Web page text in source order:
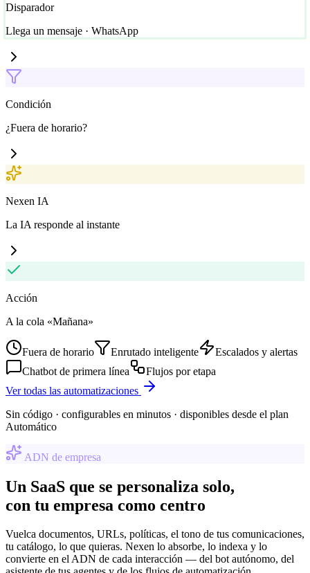
Disparador
Llega un mensaje · WhatsApp
Condición
¿Fuera de horario?
Nexen IA
La IA responde al instante
Acción
A la cola «Mañana»
Fuera de horario Enrutado inteligente
Escalados y alertas
Chatbot de primera línea
Flujos por etapa
Ver todas las automatizaciones
Sin código · configurables en minutos · disponibles desde el plan
Automático
ADN de empresa
Un SaaS que se personaliza solo,
con tu empresa como centro
Vuelca documentos, URLs, políticas, el tono de tus comunicaciones,
tu catálogo, lo que quieras. Nexen lo absorbe, lo indexa y lo
convierte en el ADN de cada interacción — del bot autónomo, del